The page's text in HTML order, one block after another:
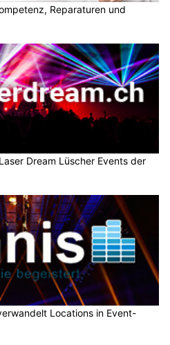
Reparaturen und
Dream Lüscher Events der
Locations in Event-